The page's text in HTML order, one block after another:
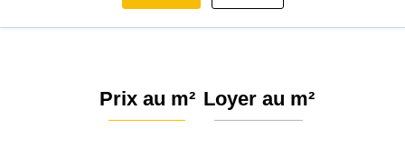
Prix au m² Loyer au m²